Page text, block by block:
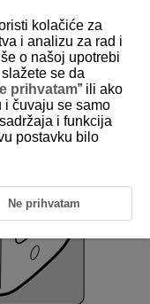
kolačiće za
i analizu za rad i
o našoj upotrebi
slažete se da
prihvatam” ili ako
i čuvaju se samo
i funkcija
postavku bilo
Ne prihvatam